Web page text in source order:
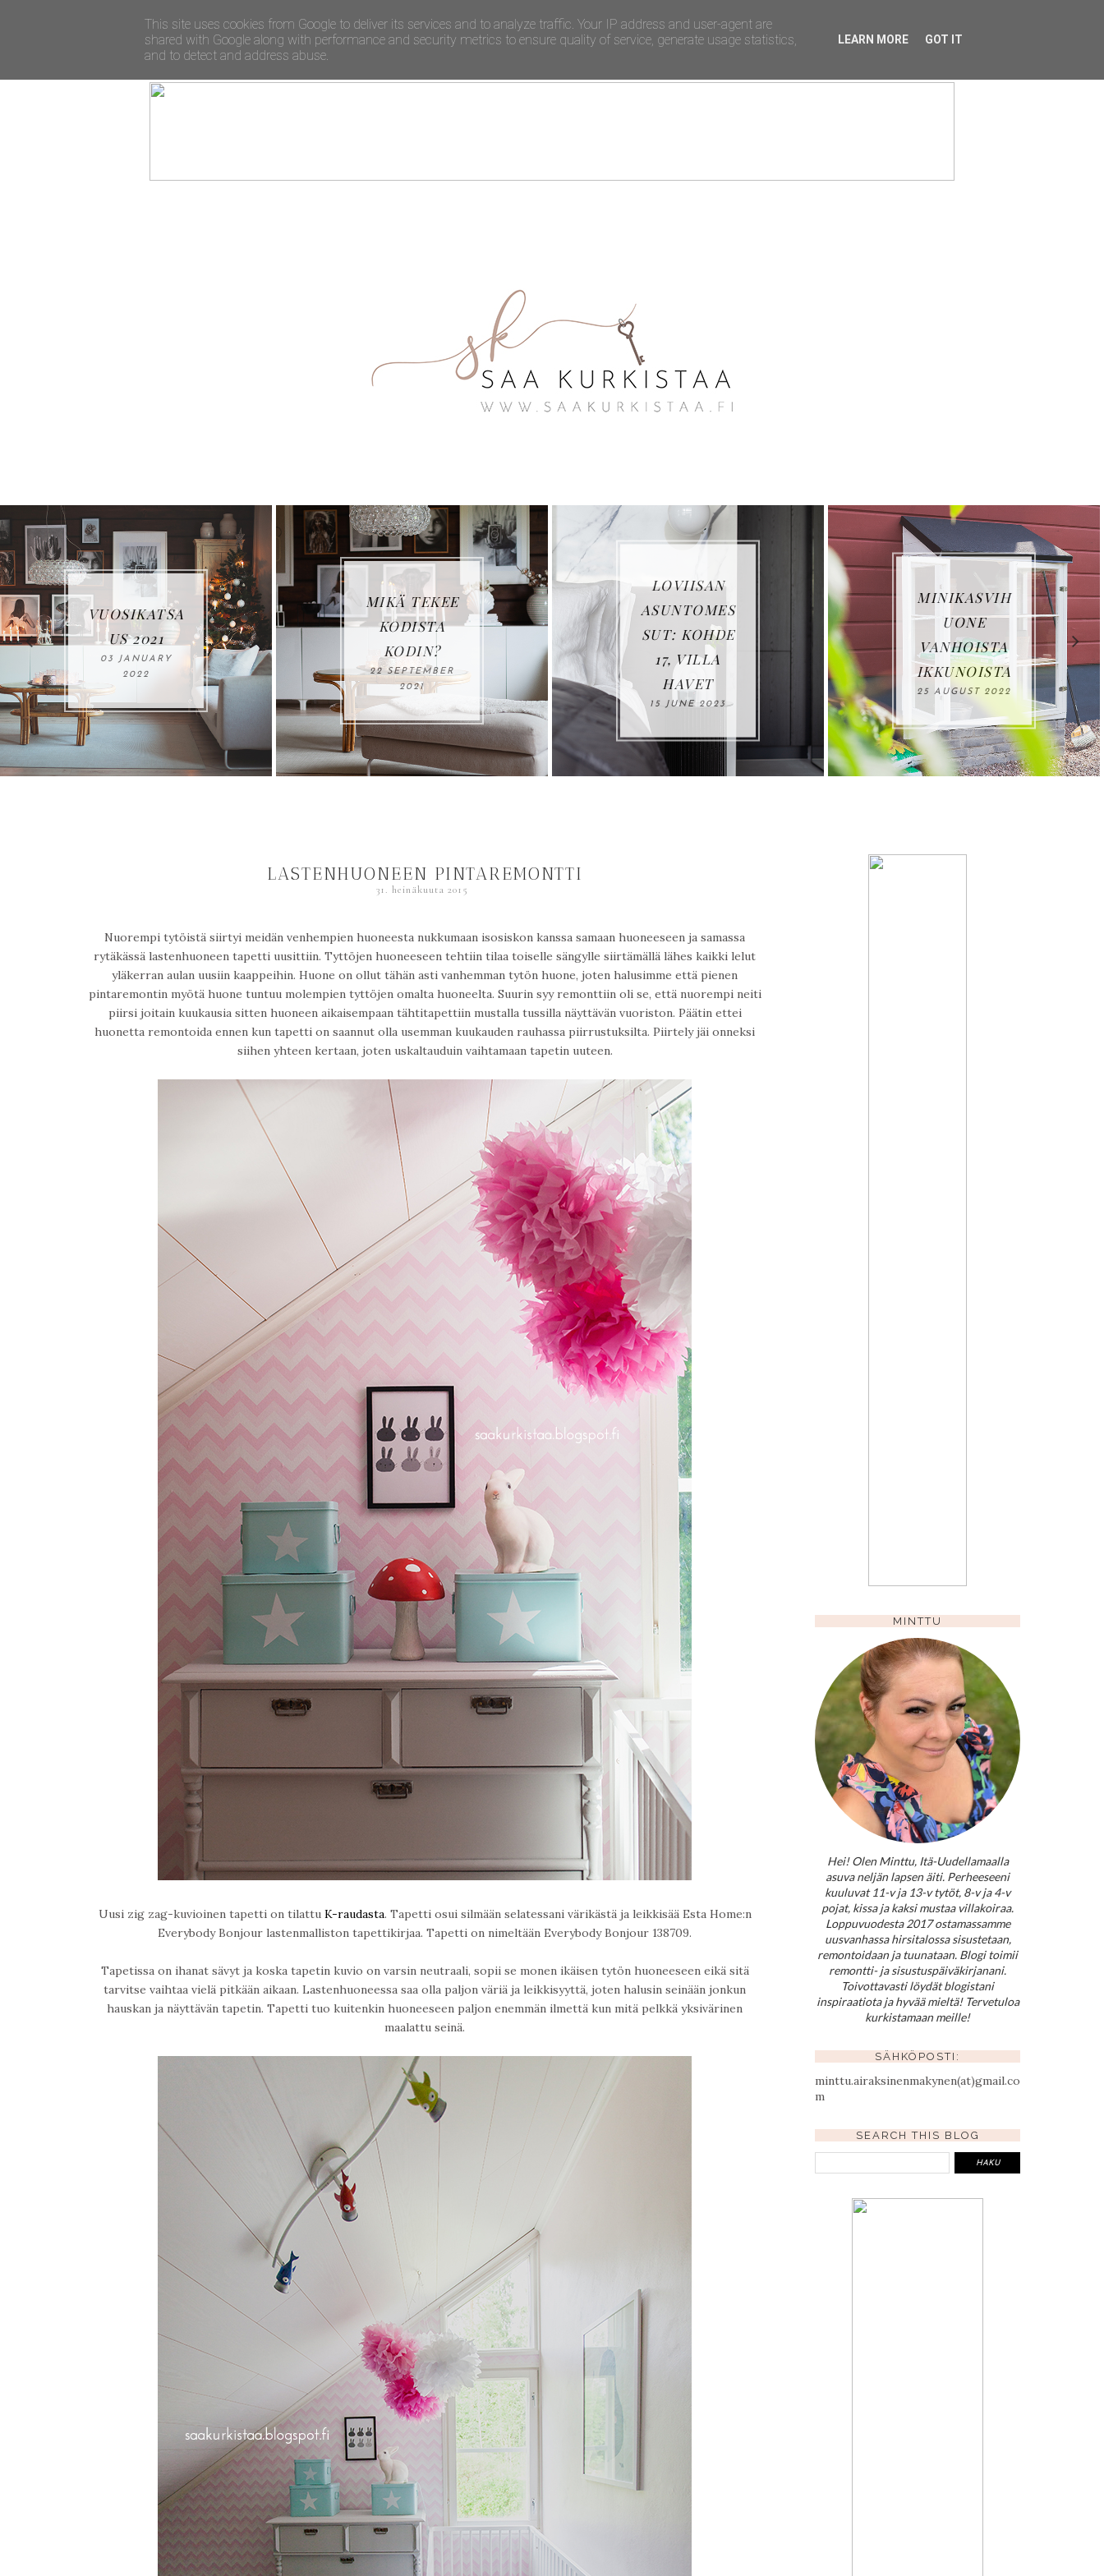
MIKÄ TEKEE
KODISTA
KODIN?
22 SEPTEMBER
LOVIISAN
ASUNTOMES
SUT: KOHDE
17, VILLA
HAVET
15 JUNE 2023
MINIKASVIH
UONE
VANHOISTA
IKKUNOISTA
25 AUGUST 2022
LOVIISAN
ASUNTOMES
SUT: VILLA
HAVET
27 JUNE 2022
LASTENHUONEEN PINTAREMONTTI
31. heinäkuuta 2015
Nuorempi tytöistä siirtyi meidän venhempien huoneesta nukkumaan isosiskon kanssa samaan huoneeseen ja samassa
rytäkässä lastenhuoneen tapetti uusittiin. Tyttöjen huoneeseen tehtiin tilaa toiselle sängylle siirtämällä lähes kaikki lelut
yläkerran aulan uusiin kaappeihin. Huone on ollut tähän asti vanhemman tytön huone, joten halusimme että pienen
pintaremontin myötä huone tuntuu molempien tyttöjen omalta huoneelta. Suurin syy remonttiin oli se, että nuorempi neiti
piirsi joitain kuukausia sitten huoneen aikaisempaan tähtitapettiin mustalla tussilla näyttävän vuoriston. Päätin ettei
huonetta remontoida ennen kun tapetti on saannut olla usemman kuukauden rauhassa piirrustuksilta. Piirtely jäi onneksi
siihen yhteen kertaan, joten uskaltauduin vaihtamaan tapetin uuteen.
Uusi zig zag-kuvioinen tapetti on tilattu K-raudasta. Tapetti osui silmään selatessani värikästä ja leikkisää Esta Home:n
Everybody Bonjour lastenmalliston tapettikirjaa. Tapetti on nimeltään Everybody Bonjour 138709.
Tapetissa on ihanat sävyt ja koska tapetin kuvio on varsin neutraali, sopii se monen ikäisen tytön huoneeseen eikä sitä
tarvitse vaihtaa vielä pitkään aikaan. Lastenhuoneessa saa olla paljon väriä ja leikkisyyttä, joten halusin seinään jonkun
hauskan ja näyttävän tapetin. Tapetti tuo kuitenkin huoneeseen paljon enemmän ilmettä kun mitä pelkkä yksivärinen
maalattu seinä.
MINTTU
Hei! Olen Minttu, Itä-Uudellamaalla
asuva neljän lapsen äiti. Perheeseeni
kuuluvat 11-v ja 13-v tytöt, 8-v ja 4-v
pojat, kissa ja kaksi mustaa villakoiraa.
Loppuvuodesta 2017 ostamassamme
uusvanhassa hirsitalossa sisustetaan,
remontoidaan ja tuunataan. Blogi toimii
remontti- ja sisustuspäiväkirjanani.
Toivottavasti löydät blogistani
inspiraatiota ja hyvää mieltä! Tervetuloa
kurkistamaan meille!
SÄHKÖPOSTI:
minttu.airaksinenmakynen(at)gmail.co
m
SEARCH THIS BLOG
This site uses cookies from Google to deliver its services and to analyze traffic. Your IP address and user-agent are
shared with Google along with performance and security metrics to ensure quality of service, generate usage statistics,
and to detect and address abuse.
LEARN MORE GOT IT